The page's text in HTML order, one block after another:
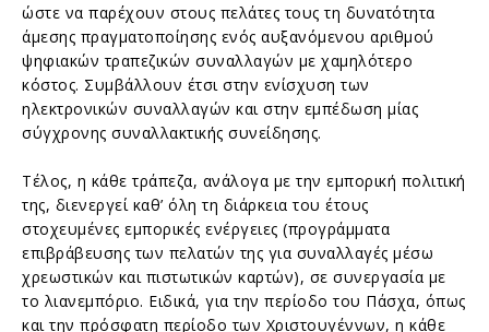
ώστε να παρέχουν στους πελάτες τους τη δυνατότητα
άμεσης πραγματοποίησης ενός αυξανόμενου αριθμού
ψηφιακών τραπεζικών συναλλαγών με χαμηλότερο
κόστος. Συμβάλλουν έτσι στην ενίσχυση των
ηλεκτρονικών συναλλαγών και στην εμπέδωση μίας
σύγχρονης συναλλακτικής συνείδησης.
Τέλος, η κάθε τράπεζα, ανάλογα με την εμπορική πολιτική
της, διενεργεί καθ’ όλη τη διάρκεια του έτους
στοχευμένες εμπορικές ενέργειες (προγράμματα
επιβράβευσης των πελατών της για συναλλαγές μέσω
χρεωστικών και πιστωτικών καρτών), σε συνεργασία με
το λιανεμπόριο. Ειδικά, για την περίοδο του Πάσχα, όπως
και την πρόσφατη περίοδο των Χριστουγέννων, η κάθε